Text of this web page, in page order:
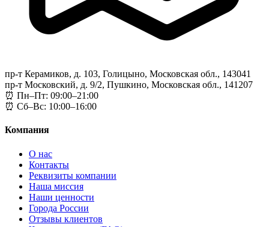
пр-т Керамиков, д. 103, Голицыно, Московская обл., 143041
пр-т Московский, д. 9/2, Пушкино, Московская обл., 141207
⏰ Пн–Пт: 09:00–21:00
⏰ Сб–Вс: 10:00–16:00
Компания
О нас
Контакты
Реквизиты компании
Наша миссия
Наши ценности
Города России
Отзывы клиентов